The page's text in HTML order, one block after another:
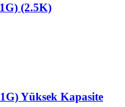
(2.5K)
Yüksek Kapasite